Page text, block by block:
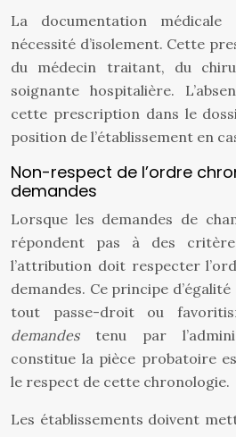
La documentation
nécessité d’isolement. Cette
du médecin traitant, du
soignante hospitalière.
cette prescription dans le
position de l’établissement en
Non-respect de l’ordre
demandes
Lorsque les demandes de
répondent pas à des
l’attribution doit respecter
demandes. Ce principe
tout passe-droit ou
demandes tenu par
constitue la pièce probatoire
le respect de cette chronologie.
Les établissements doivent